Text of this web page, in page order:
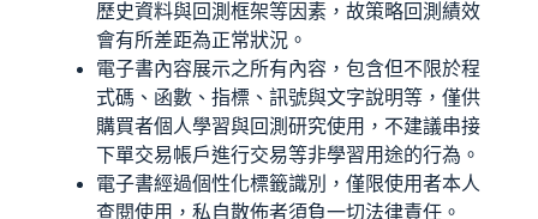
歷史資料與回測框架等因素，故策略回測績效
會有所差距為正常狀況。
電子書內容展示之所有內容，包含但不限於程
式碼、函數、指標、訊號與文字說明等，僅供
購買者個人學習與回測研究使用，不建議串接
下單交易帳戶進行交易等非學習用途的行為。
電子書經過個性化標籤識別，僅限使用者本人
查閱使用，私自散佈者須負一切法律責任。